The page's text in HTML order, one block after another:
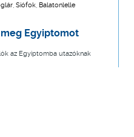
Siófok, Balatonlelle
Egyiptomot
az Egyiptomba utazóknak